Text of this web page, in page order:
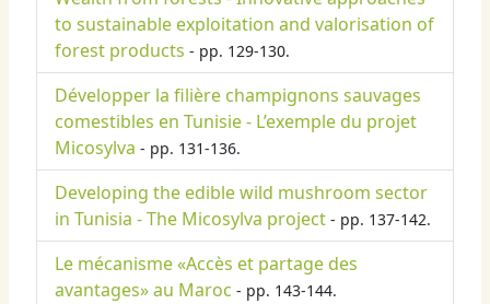
to sustainable exploitation and valorisation of
forest products - pp. 129-130.
Développer la filière champignons sauvages
comestibles en Tunisie - L’exemple du projet
Micosylva - pp. 131-136.
Developing the edible wild mushroom sector
in Tunisia - The Micosylva project - pp. 137-142.
Le mécanisme «Accès et partage des
avantages» au Maroc - pp. 143-144.